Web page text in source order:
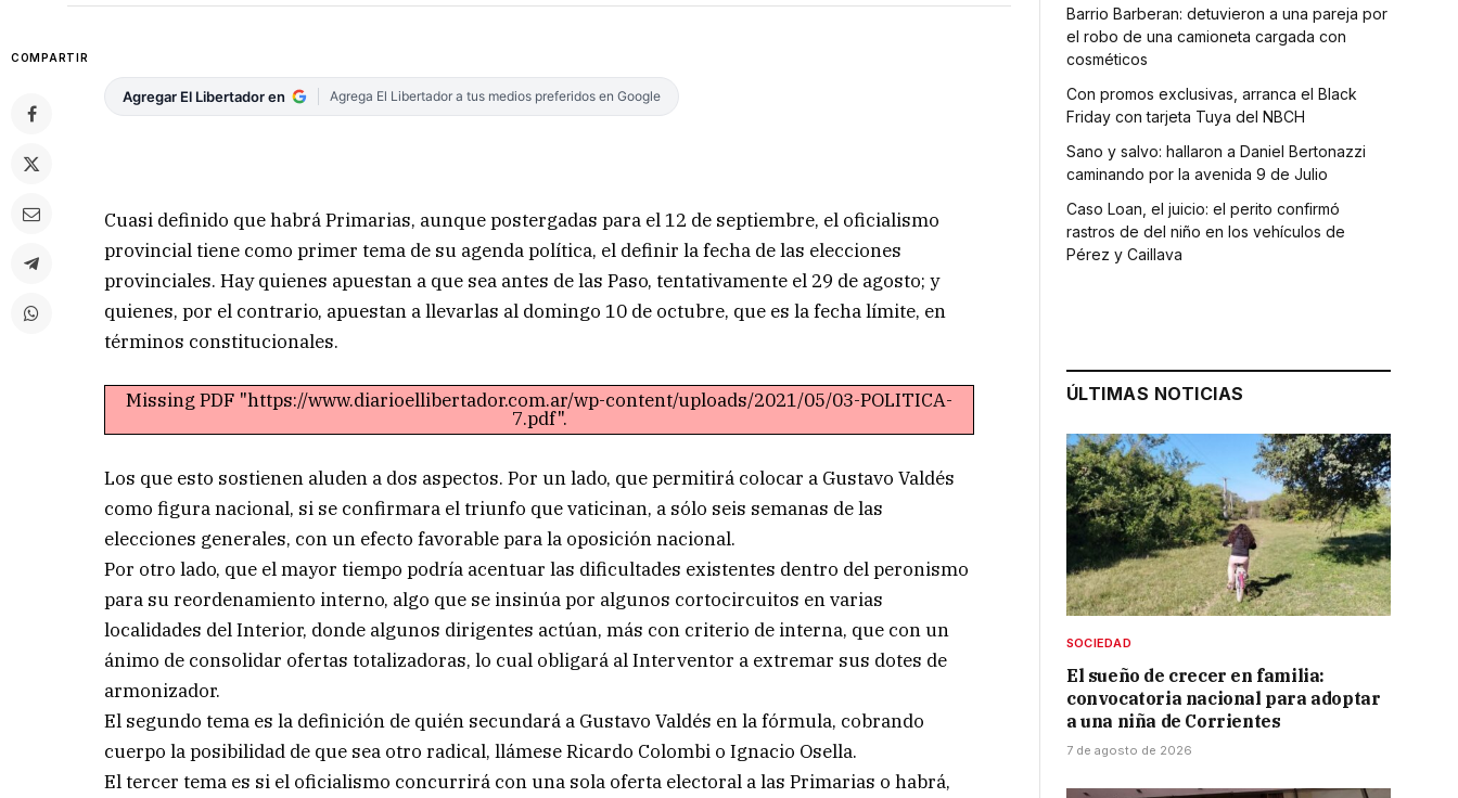
COMPARTIR
Agregar El Libertador en Agrega El Libertador a tus medios preferidos en Google
Cuasi definido que habrá Primarias, aunque postergadas para el 12 de septiembre, el oficialismo
provincial tiene como primer tema de su agenda política, el definir la fecha de las elecciones
provinciales. Hay quienes apuestan a que sea antes de las Paso, tentativamente el 29 de agosto; y
quienes, por el contrario, apuestan a llevarlas al domingo 10 de octubre, que es la fecha límite, en
términos constitucionales.
Missing PDF "https://www.diarioellibertador.com.ar/wp-content/uploads/2021/05/03-POLITICA-
7.pdf".
Los que esto sostienen aluden a dos aspectos. Por un lado, que permitirá colocar a Gustavo Valdés
como figura nacional, si se confirmara el triunfo que vaticinan, a sólo seis semanas de las
elecciones generales, con un efecto favorable para la oposición nacional.
Por otro lado, que el mayor tiempo podría acentuar las dificultades existentes dentro del peronismo
para su reordenamiento interno, algo que se insinúa por algunos cortocircuitos en varias
localidades del Interior, donde algunos dirigentes actúan, más con criterio de interna, que con un
ánimo de consolidar ofertas totalizadoras, lo cual obligará al Interventor a extremar sus dotes de
armonizador.
El segundo tema es la definición de quién secundará a Gustavo Valdés en la fórmula, cobrando
cuerpo la posibilidad de que sea otro radical, llámese Ricardo Colombi o Ignacio Osella.
El tercer tema es si el oficialismo concurrirá con una sola oferta electoral a las Primarias o habrá,
Barrio Barberan: detuvieron a una pareja por
el robo de una camioneta cargada con
cosméticos
Con promos exclusivas, arranca el Black
Friday con tarjeta Tuya del NBCH
Sano y salvo: hallaron a Daniel Bertonazzi
caminando por la avenida 9 de Julio
Caso Loan, el juicio: el perito confirmó
rastros de del niño en los vehículos de
Pérez y Caillava
ÚLTIMAS NOTICIAS
SOCIEDAD
El sueño de crecer en familia:
convocatoria nacional para adoptar
a una niña de Corrientes
7 de agosto de 2026